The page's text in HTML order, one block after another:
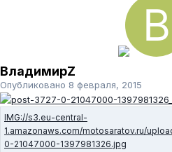
ВладимирZ
Опубликовано 8 февраля, 2015